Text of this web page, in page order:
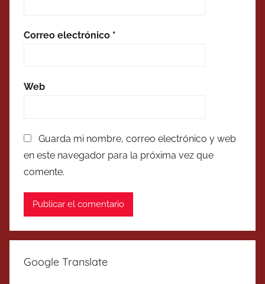
Correo electrónico *
Web
Guarda mi nombre, correo electrónico y web
en este navegador para la próxima vez que
comente.
Google Translate